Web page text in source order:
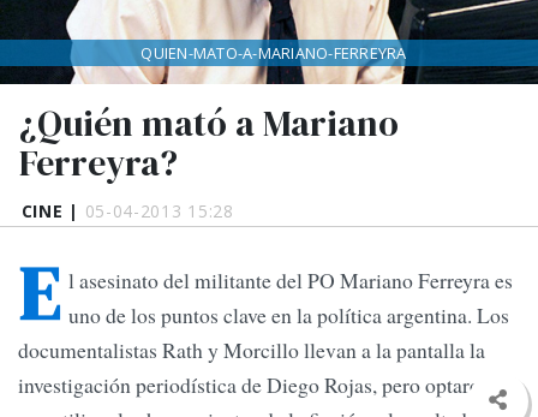
CINE | 05-04-2013 15:28
¿Quién mató a Mariano
Ferreyra?
QUIEN-MATO-A-MARIANO-FERREYRA
E l asesinato del militante del PO Mariano Ferreyra es
uno de los puntos clave en la política argentina. Los
documentalistas Rath y Morcillo llevan a la pantalla la
investigación periodística de Diego Rojas, pero optaron